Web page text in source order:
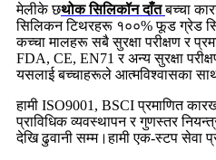
मेलीके छथोक सिलिकॉन दाँत बच्चा
सिलिकन टिथरहरू १००% फूड ग्रेड
कच्चा मालहरू सबै सुरक्षा परीक्षण र
FDA, CE, EN71 र अन्य सुरक्षा
यसलाई बच्चाहरूले आत्मविश्वासका
हामी ISO9001, BSCI प्रमाणित
प्राविधिक व्यवस्थापन र गुणस्तर
देखि ढुवानी सम्म।हामी एक-स्टप सेवा